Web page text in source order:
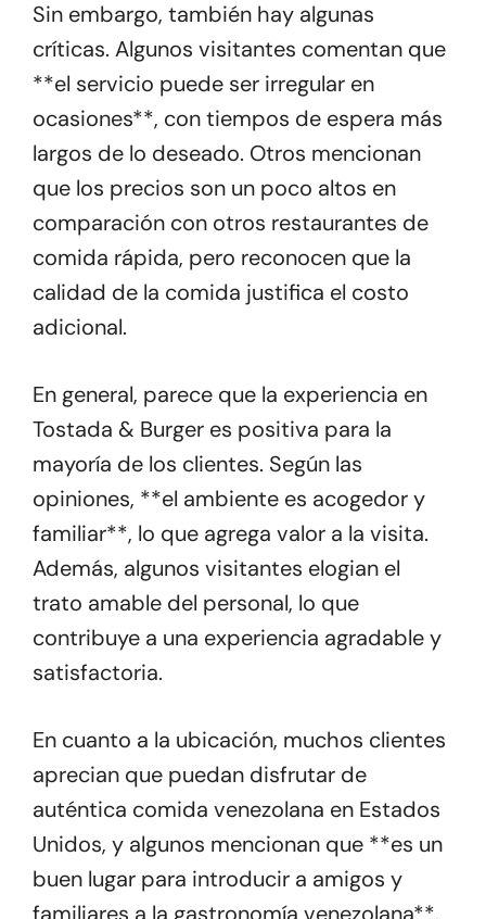
Sin embargo, también hay algunas
críticas. Algunos visitantes comentan que
**el servicio puede ser irregular en
ocasiones**, con tiempos de espera más
largos de lo deseado. Otros mencionan
que los precios son un poco altos en
comparación con otros restaurantes de
comida rápida, pero reconocen que la
calidad de la comida justifica el costo
adicional.
En general, parece que la experiencia en
Tostada & Burger es positiva para la
mayoría de los clientes. Según las
opiniones, **el ambiente es acogedor y
familiar**, lo que agrega valor a la visita.
Además, algunos visitantes elogian el
trato amable del personal, lo que
contribuye a una experiencia agradable y
satisfactoria.
En cuanto a la ubicación, muchos clientes
aprecian que puedan disfrutar de
auténtica comida venezolana en Estados
Unidos, y algunos mencionan que **es un
buen lugar para introducir a amigos y
familiares a la gastronomía venezolana**.